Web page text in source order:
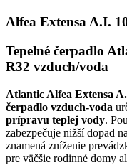
Alfea Extensa A.I.
Tepelné čerpadlo
R32 vzduch/voda
Atlantic Alfea Extensa
čerpadlo vzduch-voda
prípravu teplej vody.
zabezpečuje nižší dopad
znamená zníženie
pre väčšie rodinné domy